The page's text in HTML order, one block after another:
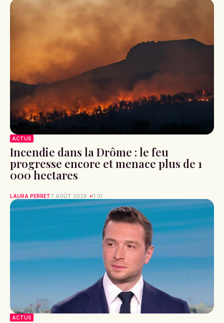
ACTUS
Incendie dans la Drôme : le feu
progresse encore et menace plus de 1
000 hectares
LAURA PERRET7 AOÛT 2026 11:31
ACTUS